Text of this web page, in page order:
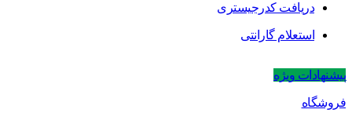
دریافت کدرجیستری
استعلام گارانتی
پیشنهادات ویژه
فروشگاه